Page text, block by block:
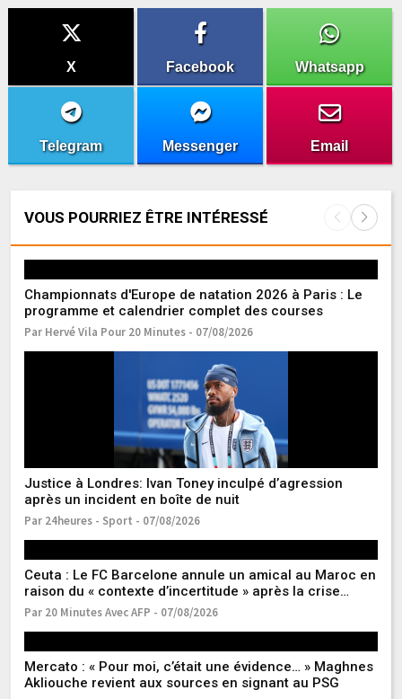
X Facebook Whatsapp
Telegram Messenger Email
VOUS POURRIEZ ÊTRE INTÉRESSÉ
Championnats d'Europe de natation 2026 à Paris : Le
programme et calendrier complet des courses
Par Hervé Vila Pour 20 Minutes - 07/08/2026
Justice à Londres: Ivan Toney inculpé d’agression
après un incident en boîte de nuit
Par 24heures - Sport - 07/08/2026
Ceuta : Le FC Barcelone annule un amical au Maroc en
raison du « contexte d’incertitude » après la crise
migratoire
Par 20 Minutes Avec AFP - 07/08/2026
Mercato : « Pour moi, c’était une évidence… » Maghnes
Akliouche revient aux sources en signant au PSG